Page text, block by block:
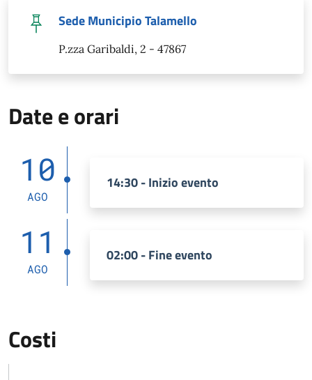
Sede Municipio Talamello
P.zza Garibaldi, 2 - 47867
Date e orari
10
AGO
14:30 - Inizio evento
11
AGO
02:00 - Fine evento
Costi